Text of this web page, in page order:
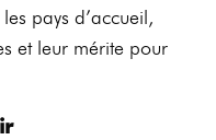
pays d’accueil,
et leur mérite pour